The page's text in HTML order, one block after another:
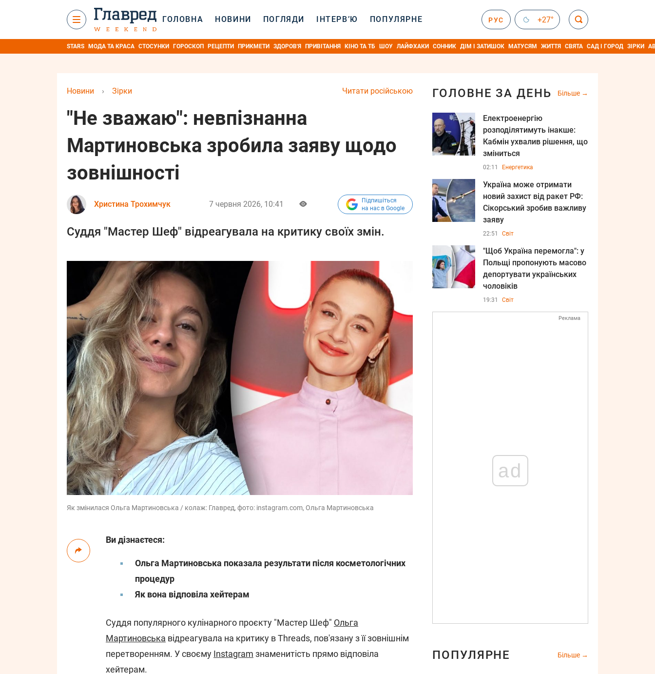
ГОЛОВНА НОВИНИ ПОГЛЯДИ ІНТЕРВ’Ю ПОПУЛЯРНЕ РУС +27°
STARS МОДА ТА КРАСА СТОСУНКИ ГОРОСКОП РЕЦЕПТИ ПРИКМЕТИ ЗДОРОВ'Я ПРИВІТАННЯ КІНО ТА ТБ ШОУ ЛАЙФХАКИ СОННИК ДІМ І ЗАТИШОК МАТУСЯМ ЖИТТЯ СВЯТА САД І ГОРОД ЗІРКИ
Читати російською
Новини › Зірки
"Не зважаю": невпізнанна
Мартиновська зробила заяву щодо
зовнішності
Христина Трохимчук 7 червня 2026, 10:41
Підпишіться
на нас в Google
Суддя "Мастер Шеф" відреагувала на критику своїх змін.
Як змінилася Ольга Мартиновська / колаж: Главред, фото: instagram.com, Ольга Мартиновська
Ви дізнаєтеся:
Ольга Мартиновська показала результати після косметологічних
процедур
Як вона відповіла хейтерам
Суддя популярного кулінарного проєкту "Мастер Шеф" Ольга
Мартиновська відреагувала на критику в Threads, пов'язану з її зовнішнім
перетворенням. У своєму Instagram знаменитість прямо відповіла
хейтерам.
ГОЛОВНЕ ЗА ДЕНЬ Більше
Електроенергію
розподілятимуть інакше:
Кабмін ухвалив рішення, що
зміниться
02:11 Енергетика
Україна може отримати
новий захист від ракет РФ:
Сікорський зробив важливу
заяву
22:51 Світ
"Щоб Україна перемогла": у
Польщі пропонують масово
депортувати українських
чоловіків
19:31 Світ
Реклама
ad
ПОПУЛЯРНЕ Більше